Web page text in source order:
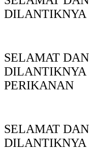
DILANTIKNYA
SELAMAT
DILANTIKNYA
PERIKANAN
SELAMAT
DILANTIKNYA